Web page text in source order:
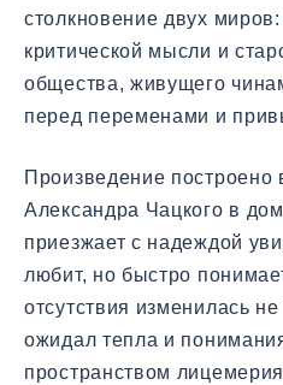
столкновение двух
критической мысли и
общества, живущего
перед переменами и
Произведение построено
Александра Чацкого в
приезжает с надеждой
любит, но быстро
отсутствия изменилась
ожидал тепла и
пространством